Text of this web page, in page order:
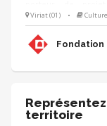
communication,
projet. - Vous
ressources
les actions de la
Viriat (01) •
Fondation
territoire